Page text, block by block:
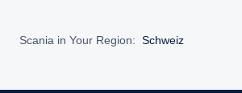
Scania in Your Region: Schweiz